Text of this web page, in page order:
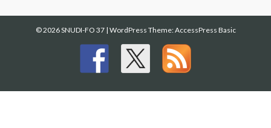
© 2026 SNUDI-FO 37 | WordPress Theme:AccessPress Basic